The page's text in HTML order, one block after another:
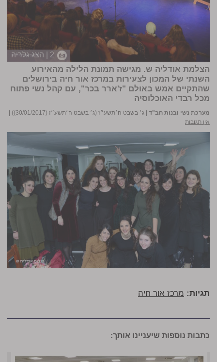
2 | הצג גלריה
הצלמת אודליה ש. מגישה תמונת הלילה מהאירוע
השנתי של המכון לצעירות במרכז אור חיה בירושלים
שהתקיים אמש באולם "ז'ארר בכר", עם קהל נשי פתוח
מכל רבדי האוכלוסיה
מערכת נשי ובנות חב"ד | ג׳ בשבט ה׳תשע״ז (ג׳ בשבט ה׳תשע״ז (30/01/2017))
|
אין תגובות
תגיות: מרכז אור חיה
כתבות נוספות שיעניינו אותך: